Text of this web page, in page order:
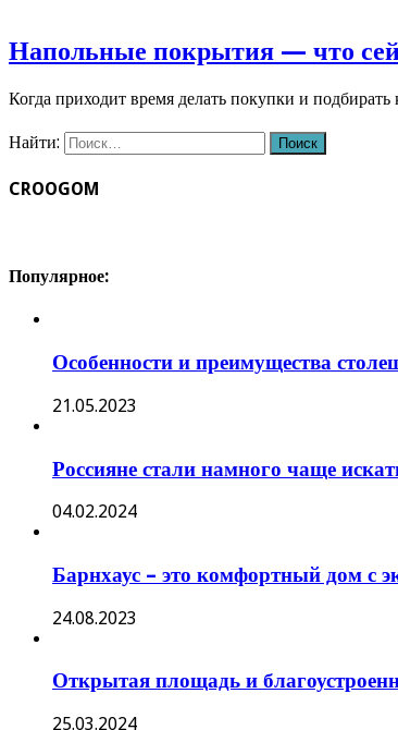
Напольные покрытия — что
Когда приходит время делать покупки и
Найти:
CROOGOM
Популярное:
Особенности и преимущества
21.05.2023
Россияне стали намного чаще
04.02.2024
Барнхаус – это комфортный дом с
24.08.2023
Открытая площадь и
25.03.2024